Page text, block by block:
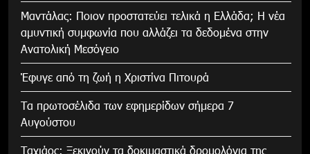
Μαντάλας: Ποιον προστατεύει τελικά η Ελλάδα; Η νέα
αμυντική συμφωνία που αλλάζει τα δεδομένα στην
Ανατολική Μεσόγειο
Έφυγε από τη ζωή η Χριστίνα Πιτουρά
Τα πρωτοσέλιδα των εφημερίδων σήμερα 7
Αυγούστου
Tαχιάος: Ξεκινούν τα δοκιμαστικά δρομολόγια της